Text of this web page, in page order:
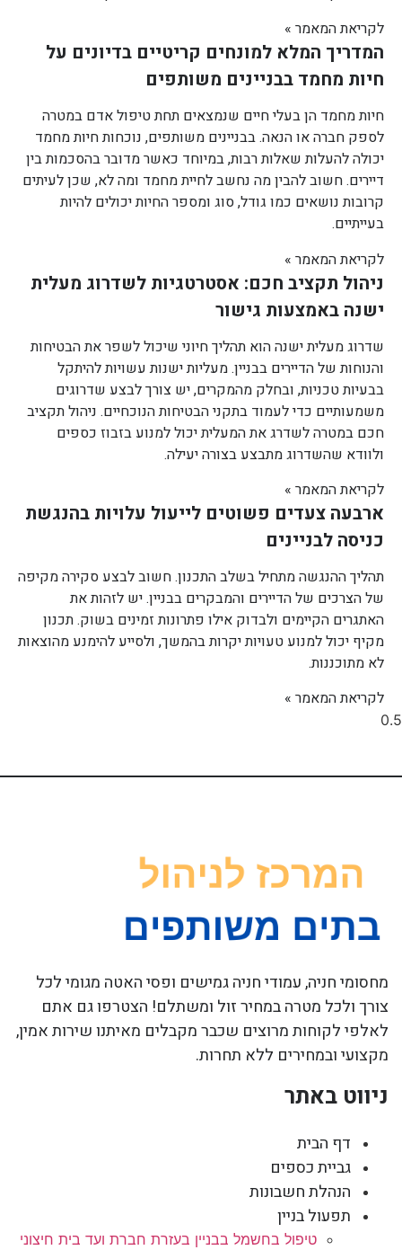
לקריאת המאמר »
המדריך המלא למונחים קריטיים בדיונים על
חיות מחמד בבניינים משותפים
חיות מחמד הן בעלי חיים שנמצאים תחת טיפול אדם במטרה
לספק חברה או הנאה. בבניינים משותפים, נוכחות חיות מחמד
יכולה להעלות שאלות רבות, במיוחד כאשר מדובר בהסכמות בין
דיירים. חשוב להבין מה נחשב לחיית מחמד ומה לא, שכן לעיתים
קרובות נושאים כמו גודל, סוג ומספר החיות יכולים להיות
בעייתיים.
לקריאת המאמר »
ניהול תקציב חכם: אסטרטגיות לשדרוג מעלית
ישנה באמצעות גישור
שדרוג מעלית ישנה הוא תהליך חיוני שיכול לשפר את הבטיחות
והנוחות של הדיירים בבניין. מעליות ישנות עשויות להיתקל
בבעיות טכניות, ובחלק מהמקרים, יש צורך לבצע שדרוגים
משמעותיים כדי לעמוד בתקני הבטיחות הנוכחיים. ניהול תקציב
חכם במטרה לשדרג את המעלית יכול למנוע בזבוז כספים
ולוודא שהשדרוג מתבצע בצורה יעילה.
לקריאת המאמר »
ארבעה צעדים פשוטים לייעול עלויות בהנגשת
כניסה לבניינים
תהליך ההנגשה מתחיל בשלב התכנון. חשוב לבצע סקירה מקיפה
של הצרכים של הדיירים והמבקרים בבניין. יש לזהות את
האתגרים הקיימים ולבדוק אילו פתרונות זמינים בשוק. תכנון
מקיף יכול למנוע טעויות יקרות בהמשך, ולסייע להימנע מהוצאות
לא מתוכננות.
לקריאת המאמר »
מחסומי חניה, עמודי חניה גמישים ופסי האטה מגומי לכל
צורך ולכל מטרה במחיר זול ומשתלם! הצטרפו גם אתם
לאלפי לקוחות מרוצים שכבר מקבלים מאיתנו שירות אמין,
מקצועי ובמחירים ללא תחרות.
ניווט באתר
דף הבית
גביית כספים
הנהלת חשבונות
תפעול בניין
טיפול בחשמל בבניין בעזרת חברת ועד בית חיצוני